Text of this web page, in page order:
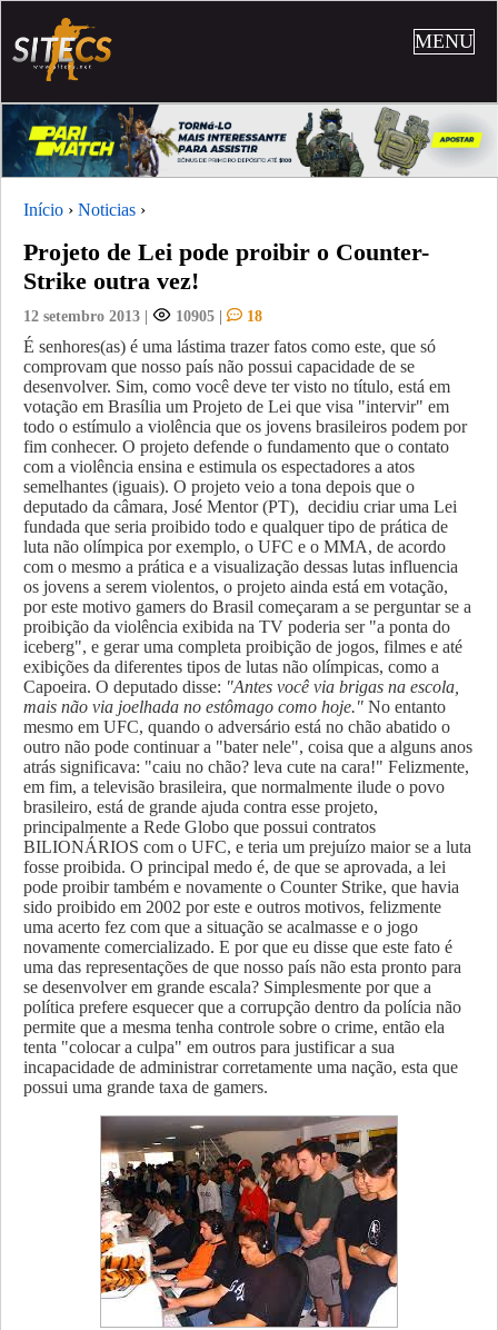
MENU
Início › Noticias ›
Projeto de Lei pode proibir o Counter-
Strike outra vez!
12 setembro 2013 | 10905 | 18
É senhores(as) é uma lástima trazer fatos como este, que só
comprovam que nosso país não possui capacidade de se
desenvolver. Sim, como você deve ter visto no título, está em
votação em Brasília um Projeto de Lei que visa "intervir" em
todo o estímulo a violência que os jovens brasileiros podem por
fim conhecer. O projeto defende o fundamento que o contato
com a violência ensina e estimula os espectadores a atos
semelhantes (iguais). O projeto veio a tona depois que o
deputado da câmara, José Mentor (PT), decidiu criar uma Lei
fundada que seria proibido todo e qualquer tipo de prática de
luta não olímpica por exemplo, o UFC e o MMA, de acordo
com o mesmo a prática e a visualização dessas lutas influencia
os jovens a serem violentos, o projeto ainda está em votação,
por este motivo gamers do Brasil começaram a se perguntar se a
proibição da violência exibida na TV poderia ser "a ponta do
iceberg", e gerar uma completa proibição de jogos, filmes e até
exibições da diferentes tipos de lutas não olímpicas, como a
Capoeira. O deputado disse: "Antes você via brigas na escola,
mais não via joelhada no estômago como hoje." No entanto
mesmo em UFC, quando o adversário está no chão abatido o
outro não pode continuar a "bater nele", coisa que a alguns anos
atrás significava: "caiu no chão? leva cute na cara!" Felizmente,
em fim, a televisão brasileira, que normalmente ilude o povo
brasileiro, está de grande ajuda contra esse projeto,
principalmente a Rede Globo que possui contratos
BILIONÁRIOS com o UFC, e teria um prejuízo maior se a luta
fosse proibida. O principal medo é, de que se aprovada, a lei
pode proibir também e novamente o Counter Strike, que havia
sido proibido em 2002 por este e outros motivos, felizmente
uma acerto fez com que a situação se acalmasse e o jogo
novamente comercializado. E por que eu disse que este fato é
uma das representações de que nosso país não esta pronto para
se desenvolver em grande escala? Simplesmente por que a
política prefere esquecer que a corrupção dentro da polícia não
permite que a mesma tenha controle sobre o crime, então ela
tenta "colocar a culpa" em outros para justificar a sua
incapacidade de administrar corretamente uma nação, esta que
possui uma grande taxa de gamers.